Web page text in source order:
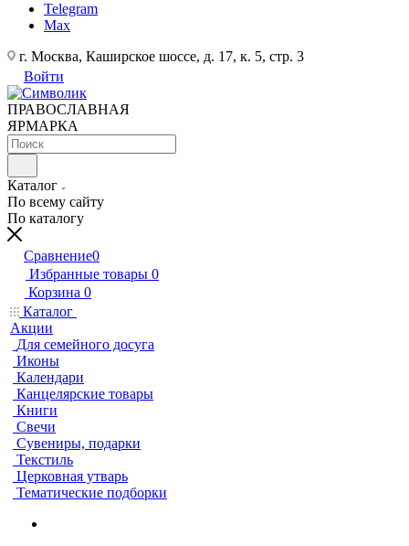
Telegram
Max
г. Москва, Каширское шоссе, д. 17, к. 5, стр. 3
Войти
ПРАВОСЛАВНАЯ
ЯРМАРКА
Каталог
По всему сайту
По каталогу
Сравнение0
Избранные товары 0
Корзина 0
Каталог
Акции
Для семейного досуга
Иконы
Календари
Канцелярские товары
Книги
Свечи
Сувениры, подарки
Текстиль
Церковная утварь
Тематические подборки